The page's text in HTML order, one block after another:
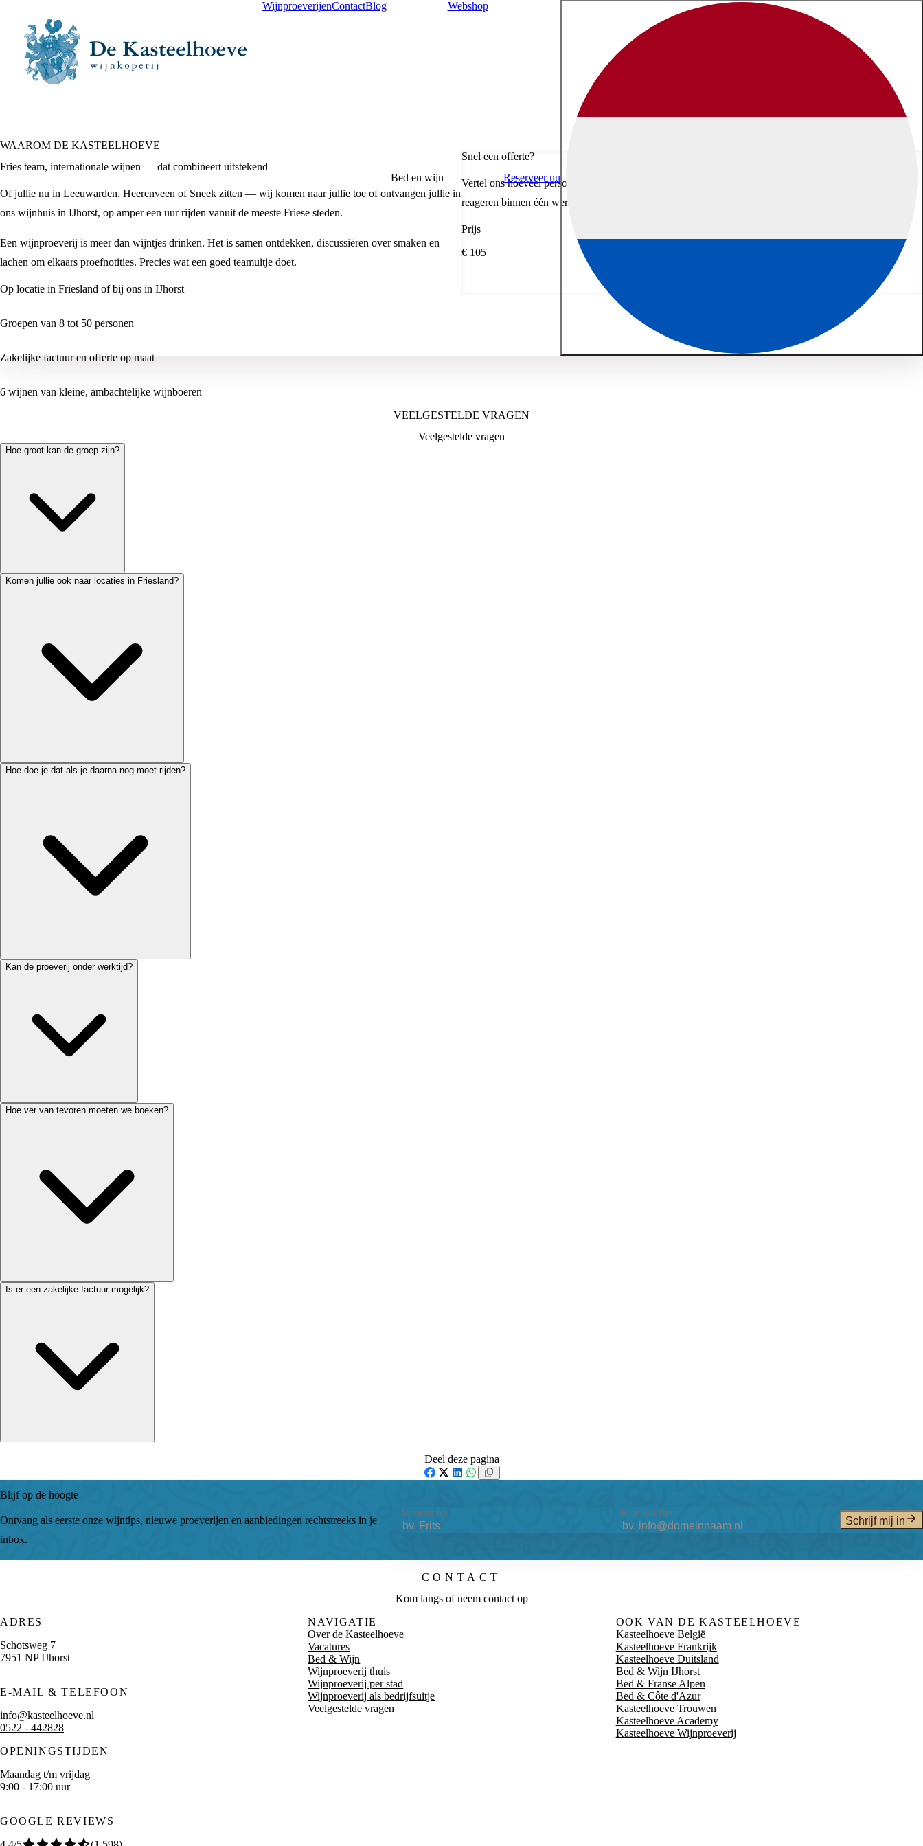
WijnproeverijenContactBlog
Bed en wijn
Webshop
Reserveer nu
WAAROM DE KASTEELHOEVE
Fries team, internationale wijnen — dat combineert uitstekend
Of jullie nu in Leeuwarden, Heerenveen of Sneek zitten — wij komen naar jullie toe of ontvangen jullie in
ons wijnhuis in IJhorst, op amper een uur rijden vanuit de meeste Friese steden.
Een wijnproeverij is meer dan wijntjes drinken. Het is samen ontdekken, discussiëren over smaken en
lachen om elkaars proefnotities. Precies wat een goed teamuitje doet.
Op locatie in Friesland of bij ons in IJhorst
Groepen van 8 tot 50 personen
Zakelijke factuur en offerte op maat
6 wijnen van kleine, ambachtelijke wijnboeren
Snel een offerte?
Vertel ons hoeveel personen, de gewenste datum en of jullie naar ons komen of wij naar jullie. We
reageren binnen één werkdag.
Prijs
€ 105
VEELGESTELDE VRAGEN
Veelgestelde vragen
Hoe groot kan de groep zijn?
Komen jullie ook naar locaties in Friesland?
Hoe doe je dat als je daarna nog moet rijden?
Kan de proeverij onder werktijd?
Hoe ver van tevoren moeten we boeken?
Is er een zakelijke factuur mogelijk?
Deel deze pagina
Blijf op de hoogte
Ontvang als eerste onze wijntips, nieuwe proeverijen en aanbiedingen rechtstreeks in je
inbox.
Voornaam E-mailadres
Schrijf mij in
CONTACT
Kom langs of neem contact op
ADRES
Schotsweg 7
7951 NP IJhorst
E-MAIL & TELEFOON
info@kasteelhoeve.nl
0522 - 442828
OPENINGSTIJDEN
Maandag t/m vrijdag
9:00 - 17:00 uur
GOOGLE REVIEWS
NAVIGATIE
Over de Kasteelhoeve
Vacatures
Bed & Wijn
Wijnproeverij thuis
Wijnproeverij per stad
Wijnproeverij als bedrijfsuitje
Veelgestelde vragen
OOK VAN DE KASTEELHOEVE
Kasteelhoeve België
Kasteelhoeve Frankrijk
Kasteelhoeve Duitsland
Bed & Wijn IJhorst
Bed & Franse Alpen
Bed & Côte d'Azur
Kasteelhoeve Trouwen
Kasteelhoeve Academy
Kasteelhoeve Wijnproeverij